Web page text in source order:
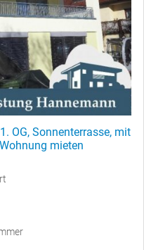
OG, Sonnenterrasse, mit
mieten